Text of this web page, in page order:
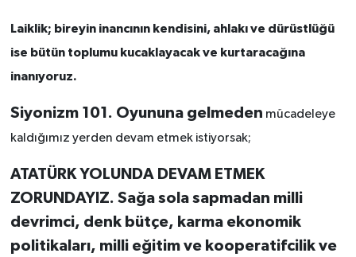
Laiklik; bireyin inancının kendisini, ahlakı ve dürüstlüğü
ise bütün toplumu kucaklayacak ve kurtaracağına
inanıyoruz.
Siyonizm 101. Oyununa gelmeden mücadeleye
kaldığımız yerden devam etmek istiyorsak;
ATATÜRK YOLUNDA DEVAM ETMEK
ZORUNDAYIZ. Sağa sola sapmadan milli
devrimci, denk bütçe, karma ekonomik
politikaları, milli eğitim ve kooperatifcilik ve